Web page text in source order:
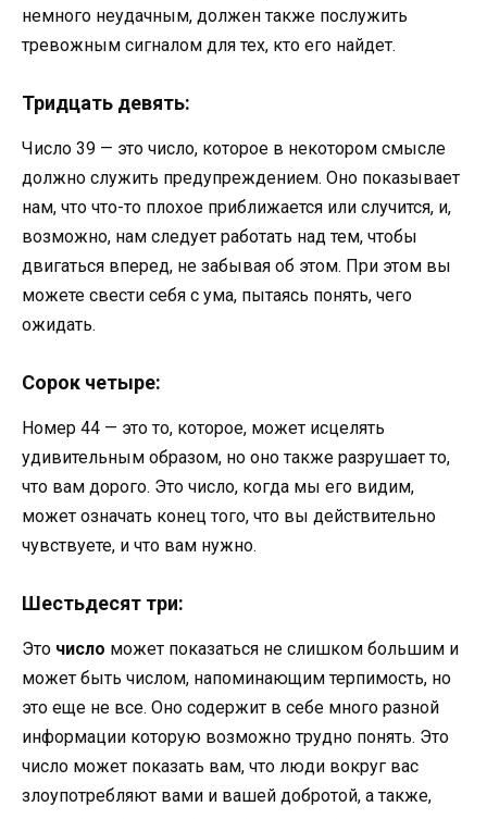
немного неудачным, должен также послужить
тревожным сигналом для тех, кто его найдет.
Тридцать девять:
Число 39 — это число, которое в некотором смысле
должно служить предупреждением. Оно показывает
нам, что что-то плохое приближается или случится, и,
возможно, нам следует работать над тем, чтобы
двигаться вперед, не забывая об этом. При этом вы
можете свести себя с ума, пытаясь понять, чего
ожидать.
Сорок четыре:
Номер 44 — это то, которое, может исцелять
удивительным образом, но оно также разрушает то,
что вам дорого. Это число, когда мы его видим,
может означать конец того, что вы действительно
чувствуете, и что вам нужно.
Шестьдесят три:
Это число может показаться не слишком большим и
может быть числом, напоминающим терпимость, но
это еще не все. Оно содержит в себе много разной
информации которую возможно трудно понять. Это
число может показать вам, что люди вокруг вас
злоупотребляют вами и вашей добротой, а также,